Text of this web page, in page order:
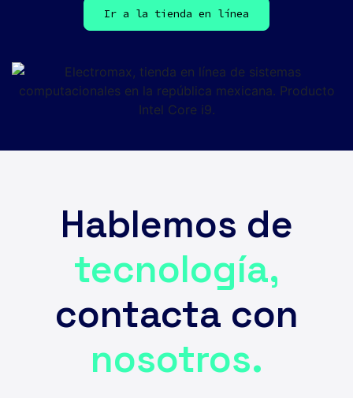
Ir a la tienda en línea
Hablemos de
tecnología,
contacta con
nosotros.